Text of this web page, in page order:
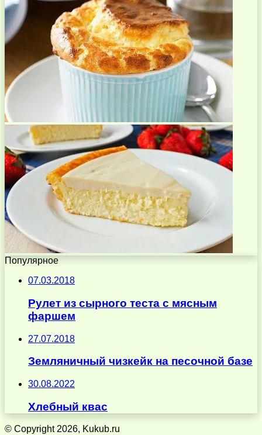
Популярное
07.03.2018
Рулет из сырного теста с мясным
фаршем
27.07.2018
Земляничный чизкейк на песочной базе
30.08.2022
Хлебный квас
© Copyright 2026, Kukub.ru